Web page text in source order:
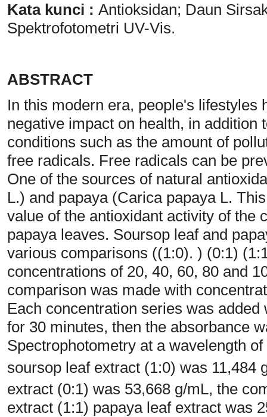
Kata kunci : Antioksidan; Daun
Spektrofotometri UV-Vis.
ABSTRACT
In this modern era, people's lifestyles
negative impact on health, in addition
conditions such as the amount of
free radicals. Free radicals can be
One of the sources of natural
L.) and papaya (Carica papaya L.
value of the antioxidant activity of the
papaya leaves. Soursop leaf and
various comparisons ((1:0). ) (0:1)
concentrations of 20, 40, 60, 80 and
comparison was made with
Each concentration series was
for 30 minutes, then the absorbance
Spectrophotometry at a wavelength
soursop leaf extract (1:0) was 11,484
extract (0:1) was 53,668 g/mL, the
extract (1:1) papaya leaf extract was